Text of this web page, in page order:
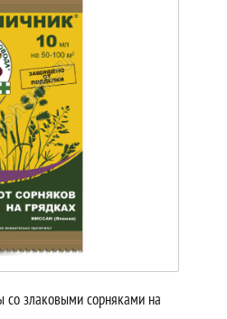
со злаковыми сорняками на